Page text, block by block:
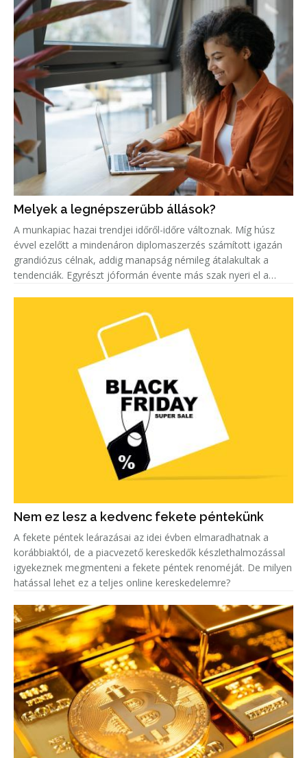
Melyek a legnépszerűbb állások?
A munkapiac hazai trendjei időről-időre változnak. Míg húsz
évvel ezelőtt a mindenáron diplomaszerzés számított igazán
grandiózus célnak, addig manapság némileg átalakultak a
tendenciák. Egyrészt jóformán évente más szak nyeri el a
Nem ez lesz a kedvenc fekete péntekünk
A fekete péntek leárazásai az idei évben elmaradhatnak a
korábbiaktól, de a piacvezető kereskedők készlethalmozással
igyekeznek megmenteni a fekete péntek renoméját. De milyen
hatással lehet ez a teljes online kereskedelemre?